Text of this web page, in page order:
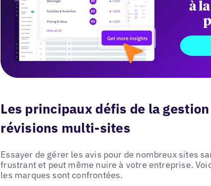
Les principaux défis de la
révisions multi-sites
Essayer de gérer les avis pour de nombreux sites
frustrant et peut même nuire à votre entreprise.
les marques sont confrontées.